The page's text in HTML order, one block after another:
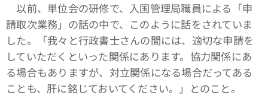
以前、単位会の研修で、入国管理局職員による「申
請取次業務」の話の中で、このように話をされていま
した。「我々と行政書士さんの間には、適切な申請を
していただくといった関係にあります。協力関係にあ
る場合もありますが、対立関係になる場合だってある
ことも、肝に銘じておいてください。」とのこと。